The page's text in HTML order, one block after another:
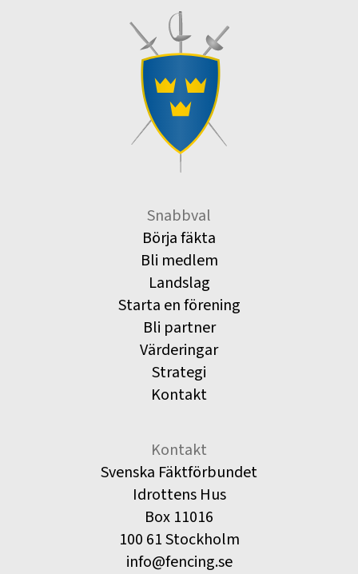
Snabbval
Börja fäkta
Bli medlem
Landslag
Starta en förening
Bli partner
Värderingar
Strategi
Kontakt
Kontakt
Svenska Fäktförbundet
Idrottens Hus
Box 11016
100 61 Stockholm
info@fencing.se